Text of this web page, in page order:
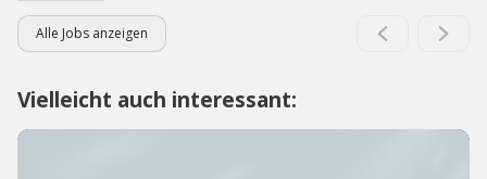
Alle Jobs anzeigen
Vielleicht auch interessant: